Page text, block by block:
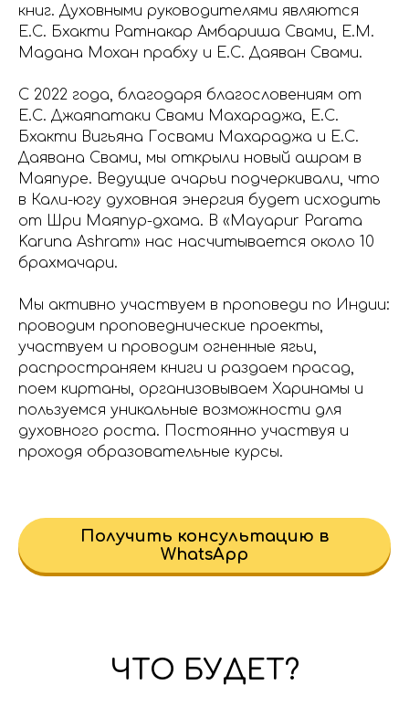
книг. Духовными руководителями являются
Е.С. Бхакти Ратнакар Амбариша Свами, Е.М.
Мадана Мохан прабху и Е.С. Даяван Свами.
С 2022 года, благодаря благословениям от
Е.С. Джаяпатаки Свами Махараджа, Е.С.
Бхакти Вигьяна Госвами Махараджа и Е.С.
Даявана Свами, мы открыли новый ашрам в
Маяпуре. Ведущие ачарьи подчеркивали, что
в Кали-югу духовная энергия будет исходить
от Шри Маяпур-дхама. В «Mayapur Parama
Karuna Ashram» нас насчитывается около 10
брахмачари.
Мы активно участвуем в проповеди по Индии:
проводим проповеднические проекты,
участвуем и проводим огненные ягьи,
распространяем книги и раздаем прасад,
поем киртаны, организовываем Харинамы и
пользуемся уникальные возможности для
духовного роста. Постоянно участвуя и
проходя образовательные курсы.
Получить консультацию в
WhatsApp
ЧТО БУДЕТ?